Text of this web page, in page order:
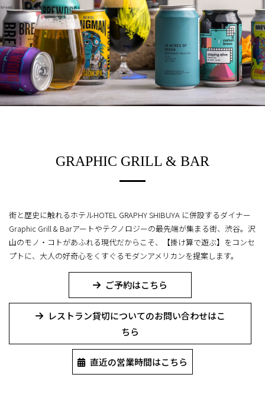
GRAPHIC GRILL & BAR
街と歴史に触れるホテルHOTEL GRAPHY SHIBUYA に併設するダイナー
Graphic Grill & Barアートやテクノロジーの最先端が集まる街、渋谷。 沢
山のモノ・コトがあふれる現代だからこそ、
【掛け算で遊ぶ】をコンセ
プトに、大人の好奇心をくすぐるモダンアメリカンを提案します。
ご予約はこちら
レストラン貸切についてのお問い合わせはこ
ちら
直近の営業時間はこちら